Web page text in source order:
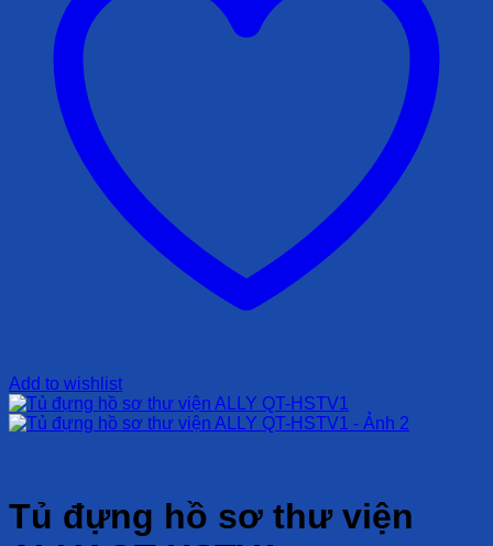
Add to wishlist
Tủ đựng hồ sơ thư viện